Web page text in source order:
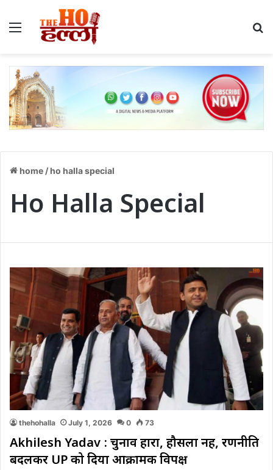
home /ho halla special
Ho Halla Special
thehohalla July 1, 2026 0 73
Akhilesh Yadav : चुनाव हारा, हौसला नहीं, रणनीति
बदलकर UP को दिया आक्रामक विपक्ष